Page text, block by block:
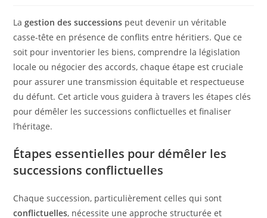
Lagestion des successions peut devenir un véritable
casse-tête en présence de conflits entre héritiers. Que ce
soit pour inventorier les biens, comprendre la législation
locale ou négocier des accords, chaque étape est cruciale
pour assurer une transmission équitable et respectueuse
du défunt. Cet article vous guidera à travers les étapes clés
pour démêler les successions conflictuelles et finaliser
l’héritage.
Étapes essentielles pour démêler les
successions conflictuelles
Chaque succession, particulièrement celles qui sont
conflictuelles, nécessite une approche structurée et